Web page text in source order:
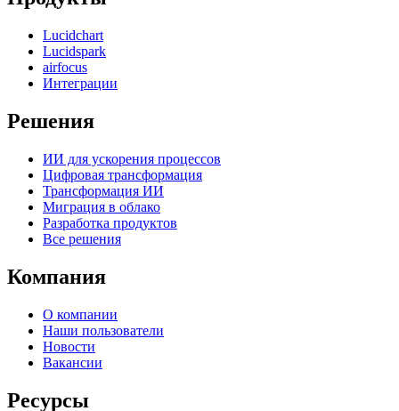
Lucidchart
Lucidspark
airfocus
Интеграции
Решения
ИИ для ускорения процессов
Цифровая трансформация
Трансформация ИИ
Миграция в облако
Разработка продуктов
Все решения
Компания
О компании
Наши пользователи
Новости
Вакансии
Ресурсы